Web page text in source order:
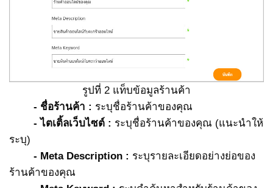
รูปที่ 2 แท็บข้อมูลร้านค้า
- ชื่อร้านค้า : ระบุชื่อร้านค้าของคุณ
- ไตเติ้ลเว็บไซต์ : ระบุชื่อร้านค้าของคุณ (แนะนำให้
ระบุ)
- Meta Description : ระบุรายละเอียดอย่างย่อของ
ร้านค้าของคุณ